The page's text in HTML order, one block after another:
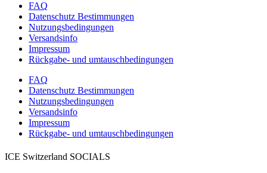
FAQ
Datenschutz Bestimmungen
Nutzungsbedingungen
Versandsinfo
Impressum
Rückgabe- und umtauschbedingungen
FAQ
Datenschutz Bestimmungen
Nutzungsbedingungen
Versandsinfo
Impressum
Rückgabe- und umtauschbedingungen
ICE Switzerland SOCIALS